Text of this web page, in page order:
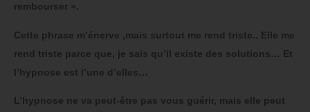
rembourser ».
Cette phrase m’énerve ,mais surtout me rend triste.. Elle me
rend triste parce que, je sais qu’il existe des solutions… Et
l’hypnose est l’une d’elles…
L’hypnose ne va peut-être pas vous guérir, mais elle peut